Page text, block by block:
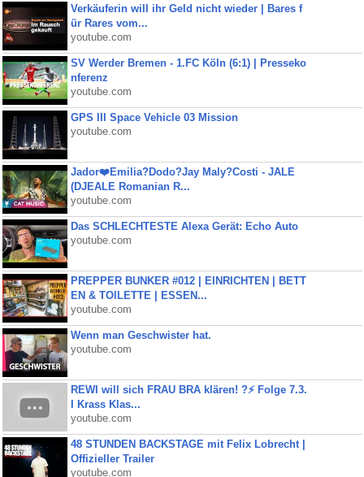
Verkäuferin will ihr Geld nicht wieder | Bares f
ür Rares vom...
youtube.com
SV Werder Bremen - 1.FC Köln (6:1) | Presseko
nferenz
youtube.com
GPS III Space Vehicle 03 Mission
youtube.com
Jador❤️Emilia?Dodo?Jay Maly?Costi - JALE
(DJEALE Romanian R...
youtube.com
Das SCHLECHTESTE Alexa Gerät: Echo Auto
youtube.com
PREPPER BUNKER #012 | EINRICHTEN | BETT
EN & TOILETTE | ESSEN...
youtube.com
Wenn man Geschwister hat.
youtube.com
REWI will sich FRAU BRA klären! ?⚡️ Folge 7.3.
I Krass Klas...
youtube.com
48 STUNDEN BACKSTAGE mit Felix Lobrecht |
Offizieller Trailer
youtube.com